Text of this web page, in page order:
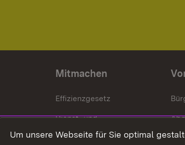
Mitmachen
Effizienzgesetz
Dienst- und
Versorgungsbezüge
Um unsere Webseite für Sie optimal